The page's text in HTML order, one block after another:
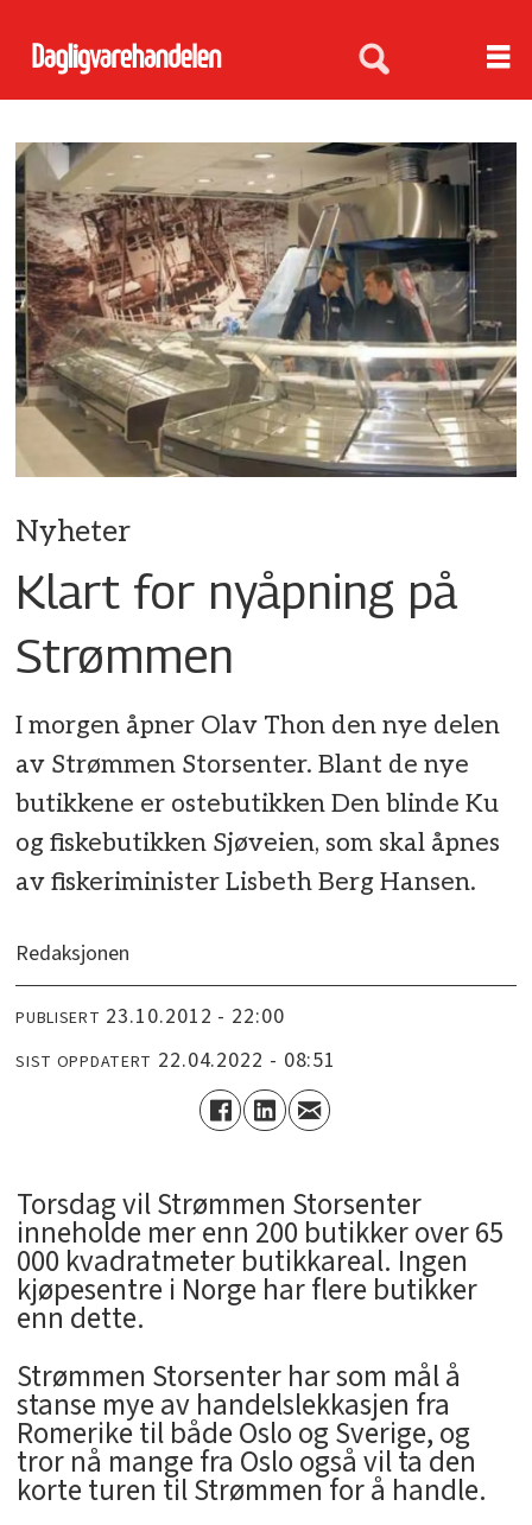
Nyheter
Klart for nyåpning på
Strømmen
I morgen åpner Olav Thon den nye delen
av Strømmen Storsenter. Blant de nye
butikkene er ostebutikken Den blinde Ku
og fiskebutikken Sjøveien, som skal åpnes
av fiskeriminister Lisbeth Berg Hansen.
Redaksjonen
PUBLISERT 23.10.2012 - 22:00
SIST OPPDATERT 22.04.2022 - 08:51
Torsdag vil Strømmen Storsenter
inneholde mer enn 200 butikker over 65
000 kvadratmeter butikkareal. Ingen
kjøpesentre i Norge har flere butikker
enn dette.
Strømmen Storsenter har som mål å
stanse mye av handelslekkasjen fra
Romerike til både Oslo og Sverige, og
tror nå mange fra Oslo også vil ta den
korte turen til Strømmen for å handle.